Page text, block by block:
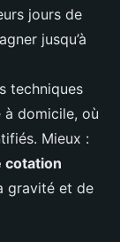
jours de
jusqu’à
techniques
à domicile, où
Mieux :
cotation
gravité et de